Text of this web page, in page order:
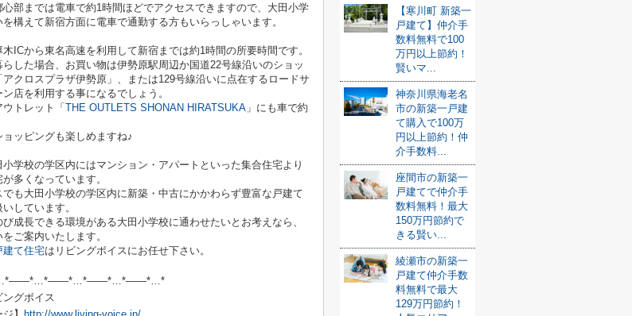
部までは電車で約1時間ほどでアクセスできますので、大田小学
構えて新宿方面に電車で通勤する方もいらっしゃいます。
木ICから東名高速を利用して新宿までは約1時間の所要時間です。
らした場合、お買い物は伊勢原駅周辺か国道22号線沿いのショッ
アクロスプラザ伊勢原」、または129号線沿いに点在するロードサ
店を利用する事になるでしょう。
トレット「THE OUTLETS SHONAN HIRATSUKA 」にも車で約
ッピングも楽しめますね♪
学校の学区内にはマンション・アパートといった集合住宅より
多くなっています。
でも大田小学校の学区内に新築・中古にかかわらず豊富な戸建て
しています。
成長できる環境がある大田小学校に通わせたいとお考えなら、
ご案内いたします。
建て住宅はリビングボイスにお任せ下さい。
グボイス
】 http://www.living-voice.jp/
【寒川町 新築一
戸建て】仲介手
数料無料で100
万円以上節約！
賢いマ...
神奈川県海老名
市の新築一戸建
て購入で100万
円以上節約！仲
介手数料...
座間市の新築一
戸建てで仲介手
数料無料！最大
150万円節約で
きる賢い...
綾瀬市の新築一
戸建て仲介手数
料無料で最大
129万円節約！